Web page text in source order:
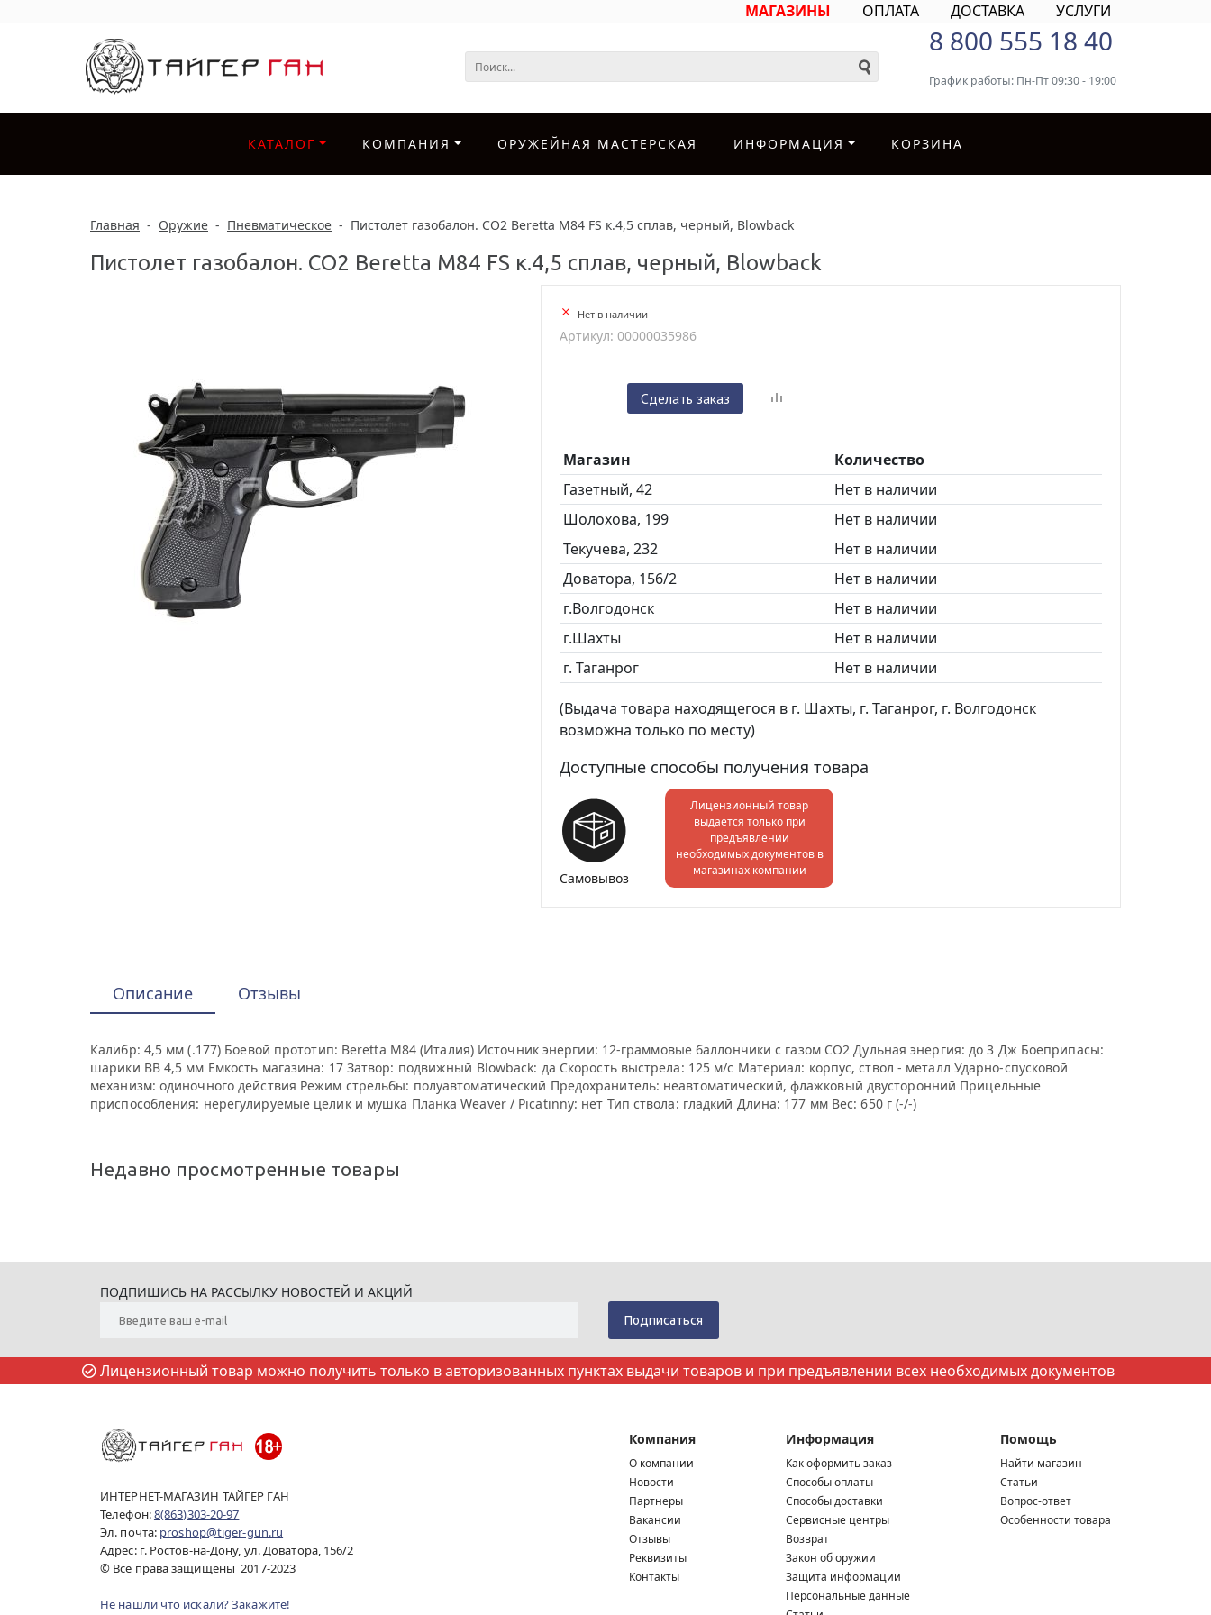
МАГАЗИНЫ ОПЛАТА ДОСТАВКА УСЛУГИ
8 800 555 18 40
График работы: Пн-Пт 09:30 - 19:00
КАТАЛОГ КОМПАНИЯ ОРУЖЕЙНАЯ МАСТЕРСКАЯ ИНФОРМАЦИЯ КОРЗИНА
Главная - Оружие - Пневматическое - Пистолет газобалон. CO2 Beretta M84 FS к.4,5 сплав, черный, Blowback
Пистолет газобалон. CO2 Beretta M84 FS к.4,5 сплав, черный, Blowback
Нет в наличии
Артикул: 00000035986
Сделать заказ
Магазин
Количество
Газетный, 42
Нет в наличии
Шолохова, 199
Нет в наличии
Текучева, 232
Нет в наличии
Доватора, 156/2
Нет в наличии
г.Волгодонск
Нет в наличии
г.Шахты
Нет в наличии
г. Таганрог
Нет в наличии
(Выдача товара находящегося в г. Шахты, г. Таганрог, г. Волгодонск
возможна только по месту)
Доступные способы получения товара
Самовывоз
Лицензионный товар
выдается только при
предъявлении
необходимых документов в
магазинах компании
Описание Отзывы
Калибр: 4,5 мм (.177) Боевой прототип: Beretta M84 (Италия) Источник энергии: 12-граммовые баллончики с газом CO2 Дульная энергия: до 3 Дж Боеприпасы:
шарики BB 4,5 мм Емкость магазина: 17 Затвор: подвижный Blowback: да Скорость выстрела: 125 м/с Материал: корпус, ствол - металл Ударно-спусковой
механизм: одиночного действия Режим стрельбы: полуавтоматический Предохранитель: неавтоматический, флажковый двусторонний Прицельные
приспособления: нерегулируемые целик и мушка Планка Weaver / Picatinny: нет Тип ствола: гладкий Длина: 177 мм Вес: 650 г (-/-)
Недавно просмотренные товары
ПОДПИШИСЬ НА РАССЫЛКУ НОВОСТЕЙ И АКЦИЙ
Лицензионный товар можно получить только в авторизованных пунктах выдачи товаров и при предъявлении всех необходимых документов
ИНТЕРНЕТ-МАГАЗИН ТАЙГЕР ГАН
Телефон:8(863)303-20-97
Эл. почта: proshop@tiger-gun.ru
Адрес: г. Ростов-на-Дону, ул. Доватора, 156/2
© Все права защищены 2017-2023
Не нашли что искали? Закажите!
Компания
О компании
Новости
Партнеры
Вакансии
Отзывы
Реквизиты
Контакты
Информация
Как оформить заказ
Способы оплаты
Способы доставки
Сервисные центры
Возврат
Закон об оружии
Защита информации
Персональные данные
Помощь
Найти магазин
Статьи
Вопрос-ответ
Особенности товара